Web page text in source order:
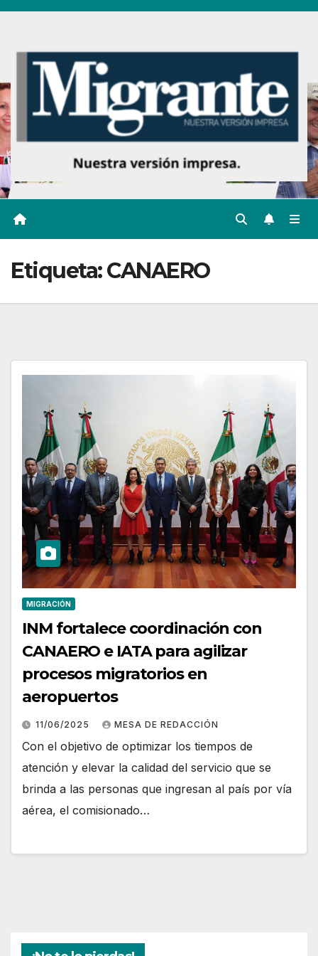
Ir
contenido
Etiqueta:CANAERO
MIGRACIÓN
INM fortalece coordinación con
CANAERO e IATA para agilizar
procesos migratorios en
aeropuertos
11/06/2025 MESA DE REDACCIÓN
Con el objetivo de optimizar los tiempos de
atención y elevar la calidad del servicio que se
brinda a las personas que ingresan al país por vía
aérea, el comisionado…